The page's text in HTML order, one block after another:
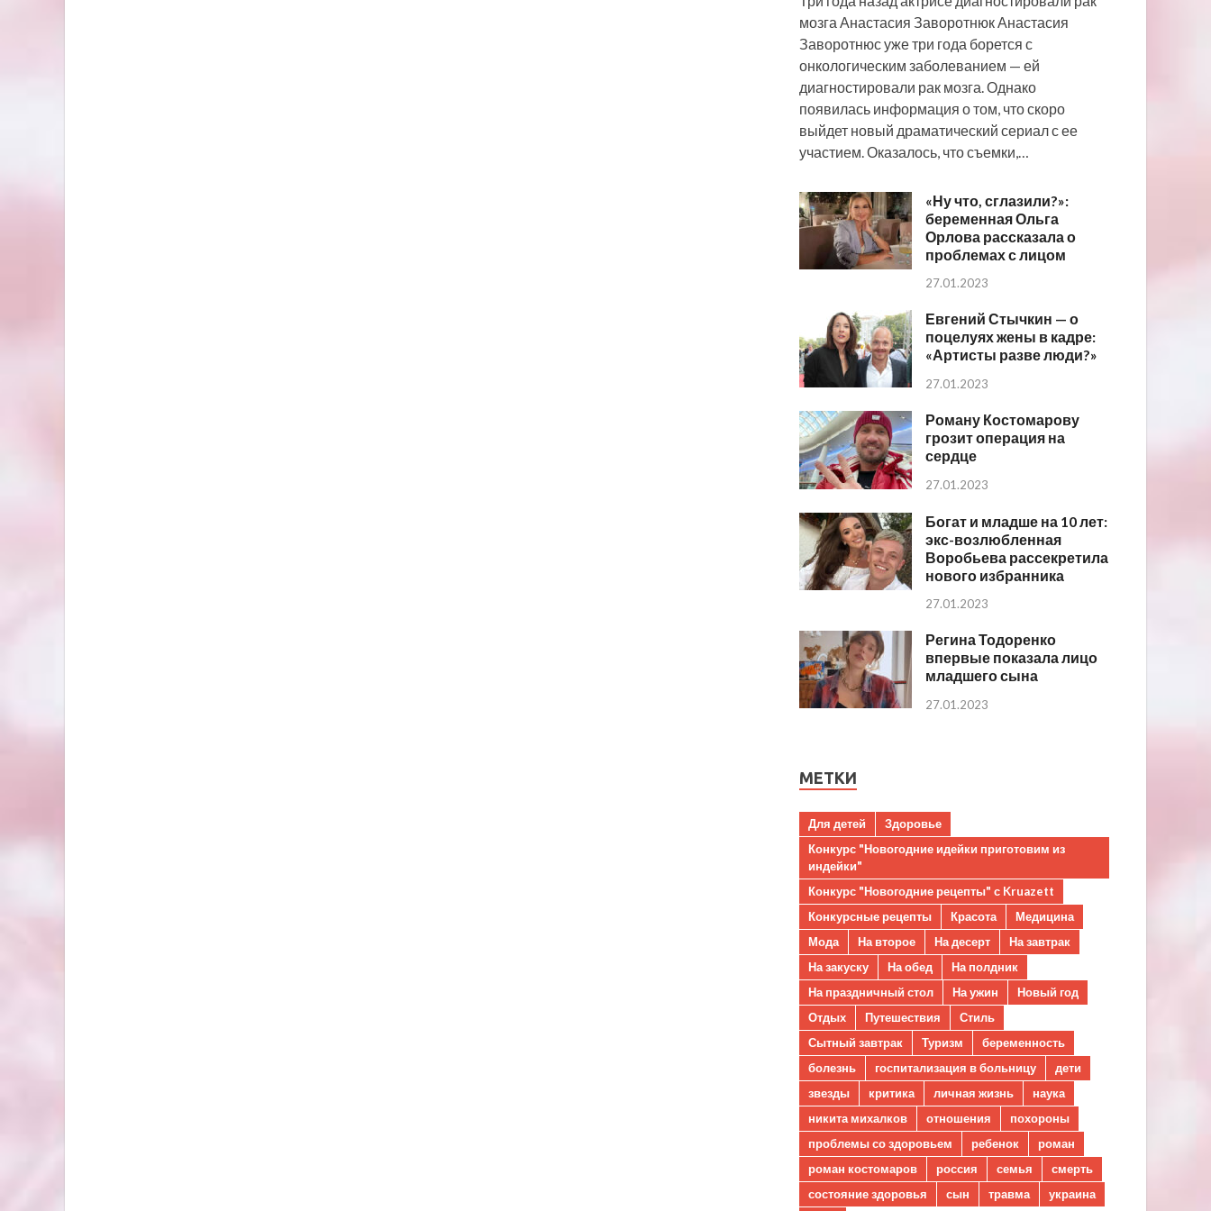
мозга Анастасия Заворотнюк Анастасия
Заворотнюс уже три года борется с
онкологическим заболеванием — ей
диагностировали рак мозга. Однако
появилась информация о том, что скоро
выйдет новый драматический сериал с ее
участием. Оказалось, что съемки,…
«Ну что, сглазили?»:
беременная Ольга
Орлова рассказала о
проблемах с лицом
27.01.2023
Евгений Стычкин — о
поцелуях жены в кадре:
«Артисты разве люди?»
27.01.2023
Роману Костомарову
грозит операция на
сердце
27.01.2023
Богат и младше на 10 лет:
экс-возлюбленная
Воробьева рассекретила
нового избранника
27.01.2023
Регина Тодоренко
впервые показала лицо
младшего сына
27.01.2023
МЕТКИ
Для детей
Здоровье
Конкурс "Новогодние идейки приготовим из
индейки"
Конкурс "Новогодние рецепты" с Kruazett
Конкурсные рецепты
Красота
Медицина
Мода
На второе На десерт
На завтрак
На закуску
На обед
На полдник
На праздничный стол
На ужин
Новый год
Отдых
Путешествия
Стиль
Сытный завтрак
Туризм
беременность
болезнь
госпитализация в больницу
дети
звезды
критика личная жизнь
наука
никита михалков
отношения
похороны
проблемы со здоровьем
ребенок
роман
роман костомаров
россия семья
смерть
состояние здоровья
сын травма украина